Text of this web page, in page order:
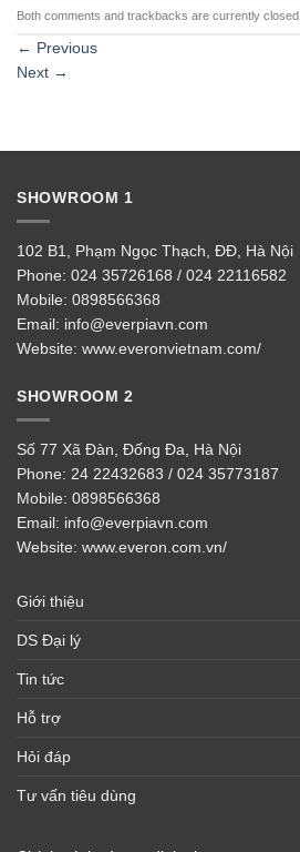
Both comments and trackbacks are currently closed.
← Previous
Next →
SHOWROOM 1
102 B1, Phạm Ngọc Thạch, ĐĐ, Hà Nội
Phone: 024 35726168 / 024 22116582
Mobile: 0898566368
Email: info@everpiavn.com
Website: www.everonvietnam.com/
SHOWROOM 2
Số 77 Xã Đàn, Đống Đa, Hà Nội
Phone: 24 22432683 / 024 35773187
Mobile: 0898566368
Email: info@everpiavn.com
Website: www.everon.com.vn/
Giới thiệu
DS Đại lý
Tin tức
Hỗ trợ
Hỏi đáp
Tư vấn tiêu dùng